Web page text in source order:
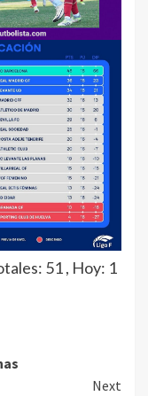
51, Hoy: 1
Next